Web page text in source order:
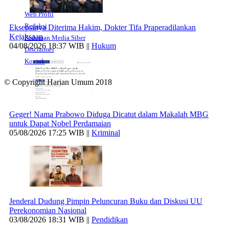
Eksepsinya Diterima Hakim, Dokter Tifa Praperadilankan
Kejaksaan
04/08/2026 18:37 WIB || Hukum
Geger! Nama Prabowo Diduga Dicatut dalam Makalah MBG
untuk Dapat Nobel Perdamaian
05/08/2026 17:25 WIB || Kriminal
Jenderal Dudung Pimpin Peluncuran Buku dan Diskusi UU
Perekonomian Nasional
03/08/2026 18:31 WIB || Pendidikan
Web Profil
Redaksi
Pedoman Media Siber
Disclaimer
Kontak
© Copyright Harian Umum 2018